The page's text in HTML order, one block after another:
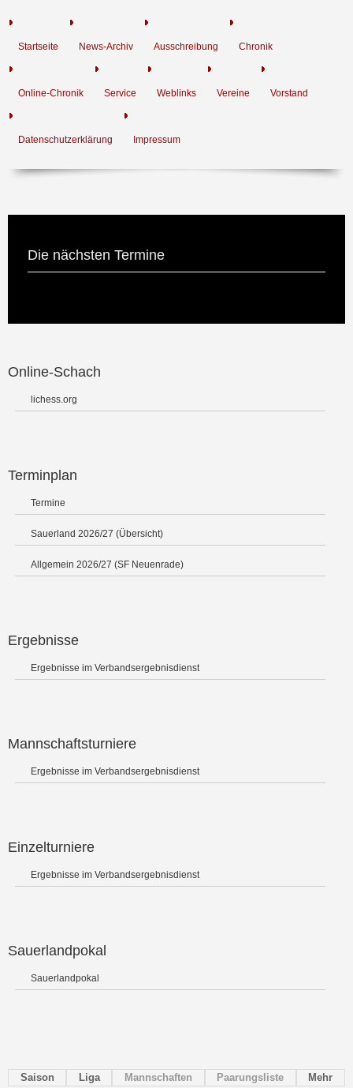
Startseite News-Archiv Ausschreibung Chronik
Online-Chronik Service Weblinks Vereine Vorstand
Datenschutzerklärung Impressum
Die nächsten Termine
Online-Schach
lichess.org
Terminplan
Termine
Sauerland 2026/27 (Übersicht)
Allgemein 2026/27 (SF Neuenrade)
Ergebnisse
Ergebnisse im Verbandsergebnisdienst
Mannschaftsturniere
Ergebnisse im Verbandsergebnisdienst
Einzelturniere
Ergebnisse im Verbandsergebnisdienst
Sauerlandpokal
Sauerlandpokal
Saison Liga Mannschaften Paarungsliste Mehr